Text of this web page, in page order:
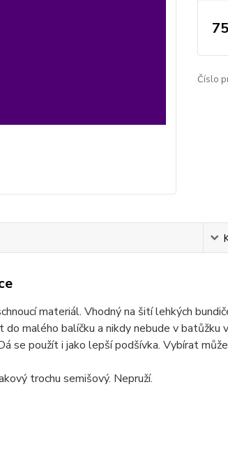
Číslo
materiál. Vhodný na šití lehkých
malého balíčku a nikdy nebude v
se použít i jako lepší podšívka. Vybírat
trochu semišový. Nepruží.